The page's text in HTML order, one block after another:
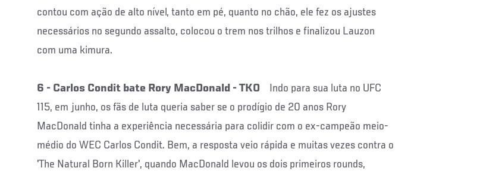
contou com ação de alto nível, tanto em pé, quanto no chão, ele fez os ajustes
necessários no segundo assalto, colocou o trem nos trilhos e finalizou Lauzon
com uma kimura.
6 - Carlos Condit bate Rory MacDonald - TKO
Indo para sua luta no UFC
115, em junho, os fãs de luta queria saber se o prodígio de 20 anos Rory
MacDonald tinha a experiência necessária para colidir com o ex-campeão meio-
médio do WEC Carlos Condit. Bem, a resposta veio rápida e muitas vezes contra o
'The Natural Born Killer', quando MacDonald levou os dois primeiros rounds,